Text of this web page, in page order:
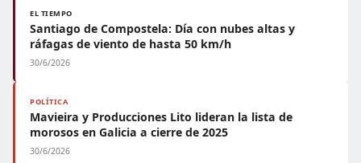
EL TIEMPO
Santiago de Compostela: Día con nubes altas y
ráfagas de viento de hasta 50 km/h
30/6/2026
POLÍTICA
Mavieira y Producciones Lito lideran la lista de
morosos en Galicia a cierre de 2025
30/6/2026